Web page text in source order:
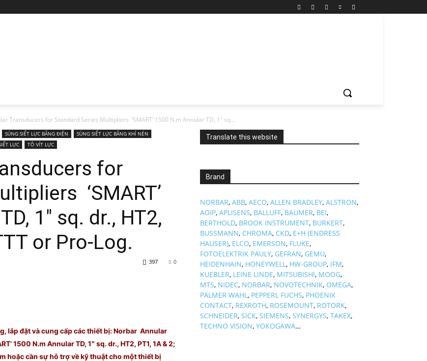
Transducers for Standard Series Multipliers ‘SMART’ 1500 N.m Annular TD, 1″ sq....
SÚNG SIẾT LỰC BẰNG ĐIỆN
SÚNG SIẾT LỰC BẰNG KHÍ NÉN
LỰC TÔ VÍT LỰC
for
‘SMART’
1″ sq. dr., HT2,
or Pro-Log.
0
397
lắp đặt và cung cấp các thiết bị: Norbar Annular
1500 N.m Annular TD, 1″ sq. dr., HT2, PT1, 1A & 2;
hoặc cần sự hỗ trợ về kỹ thuật cho một thiết bị
Translate this website
Brand
NORBAR, ABB, AECO, ALLEN BRADLEY, ALSTRON,
AOIP, APLISENS, BALLUFF, BAUMER, BEI,
BERTHOLD, BROOK INSTRUMENT, BURKERT,
BUSSMANN, CHROMA, CKD, E+H (ENDRESS
HAUSER), ELCO, EMERSON, FLUKE,
FOTOELEKTRIK PAULY, GEFRAN, GEMU,
HEIDENHAIN, HONEYWELL, HW-GROUP, IFM,
KUEBLER, LEINE LINDE, MITSUBISHI, MOOG,
MTS, NIDEC, NORBAR, NOVOTECHNIK, OMEGA,
PALMER WAHL, PEPPERL FUCHS, PHOENIX
CONTACT, REXROTH, ROSEMOUNT, ROTORK,
SCHNEIDER, SICK, SIEMENS, SYNERGYS, TAKEX,
TECHNO VISION, YOKOGAWA…